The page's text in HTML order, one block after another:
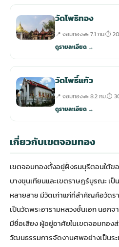
วัดโพธิทอง
📍 จอมทอง🚗 7.1 กม.⏱
ดูรายละเอียด →
วัดโพธิ์แก้ว
📍 จอมทอง🚗 8.2 กม.⏱
ดูรายละเอียด →
เกี่ยวกับเขตจอมทอง
เขตจอมทองตั้งอยู่ฝั่งธนบุรีตอนใต้ข
บางขุนเทียนและเขตราษฎร์บูรณะ เ
หลายสาย มีวัดเก่าแก่ที่สำคัญคือวัดร
เป็นวัดพระอารามหลวงชั้นเอก นอก
มีชื่อเสียง ผู้อยู่อาศัยในเขตจอมทอง
วัฒนธรรมการจัดงานศพอย่างเป็นระ